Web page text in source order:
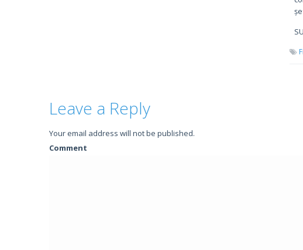
Leave a Reply
Your email address will not be published.
Comment